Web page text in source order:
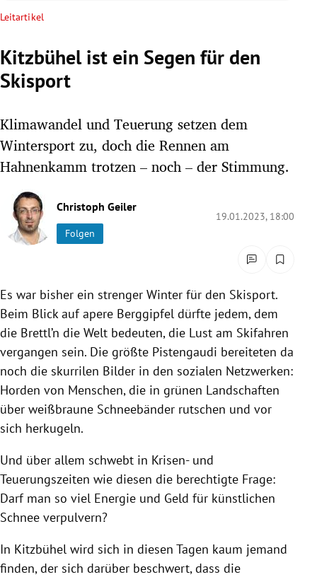
Untermenü
Untermenü
Untermenü
Untermenü
Untermenü
Untermenü
Leitartikel
Kitzbühel ist ein Segen für den
Skisport
Klimawandel und Teuerung setzen dem
Wintersport zu, doch die Rennen am
Hahnenkamm trotzen – noch – der Stimmung.
Christoph Geiler
Folgen
19.01.2023, 18:00
Es war bisher ein strenger Winter für den Skisport.
Beim Blick auf apere Berggipfel dürfte jedem, dem
die Brettl’n die Welt bedeuten, die Lust am Skifahren
vergangen sein. Die größte Pistengaudi bereiteten da
noch die skurrilen Bilder in den sozialen Netzwerken:
Horden von Menschen, die in grünen Landschaften
über weißbraune Schneebänder rutschen und vor
sich herkugeln.
Und über allem schwebt in Krisen- und
Teuerungszeiten wie diesen die berechtigte Frage:
Darf man so viel Energie und Geld für künstlichen
Schnee verpulvern?
In Kitzbühel wird sich in diesen Tagen kaum jemand
finden, der sich darüber beschwert, dass die